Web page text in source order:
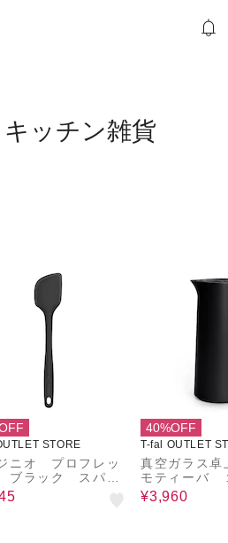
ッチン雑貨
STORE
ニオ プロフレッ
ブラック スパチ
40%OFF
T-fal OUTLET
真空ガラス
モティーバ
ブラック
¥3,960